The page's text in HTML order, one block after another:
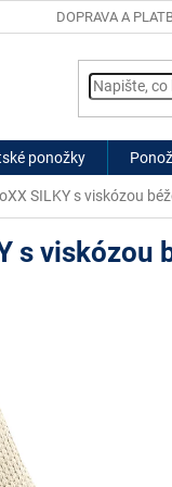
DOPRAVA A
ponožky
SILKY s viskózou
s viskózou